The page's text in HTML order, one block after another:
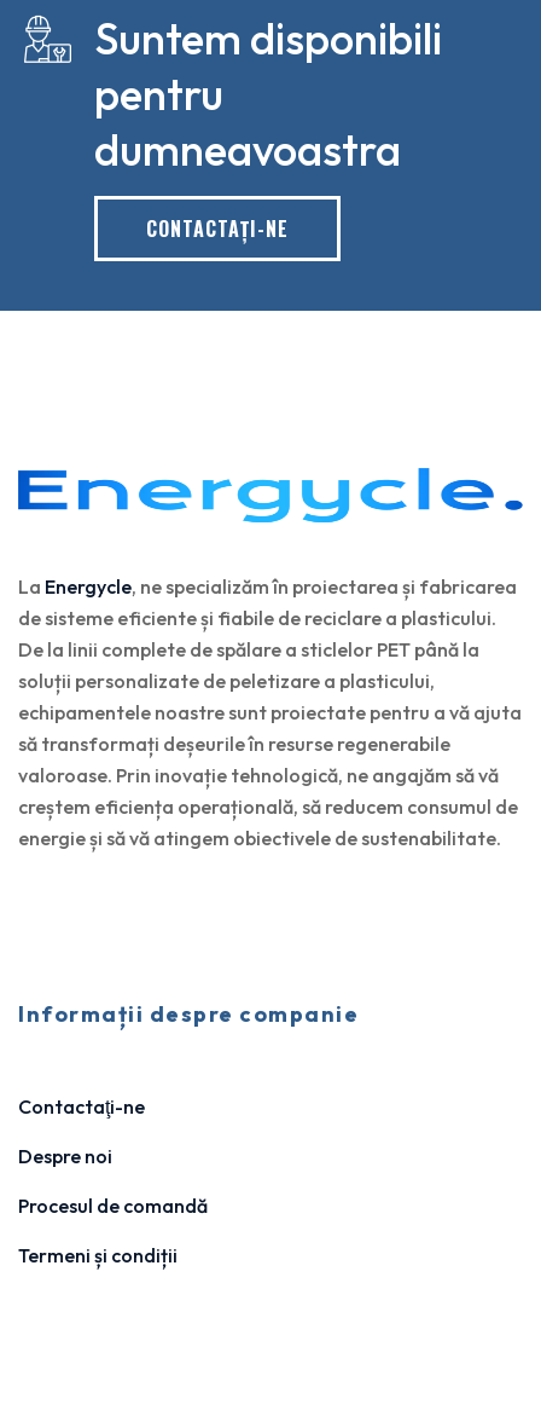
Suntem disponibili
pentru
dumneavoastra
CONTACTAŢI-NE
La Energycle, ne specializăm în proiectarea și fabricarea
de sisteme eficiente și fiabile de reciclare a plasticului.
De la linii complete de spălare a sticlelor PET până la
soluții personalizate de peletizare a plasticului,
echipamentele noastre sunt proiectate pentru a vă ajuta
să transformați deșeurile în resurse regenerabile
valoroase. Prin inovație tehnologică, ne angajăm să vă
creștem eficiența operațională, să reducem consumul de
energie și să vă atingem obiectivele de sustenabilitate.
Informații despre companie
Contactaţi-ne
Despre noi
Procesul de comandă
Termeni și condiții